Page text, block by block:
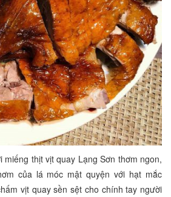
miếng thịt vịt quay Lạng Sơn thơm ngon,
của lá móc mật quyện với hạt mắc
vịt quay sền sệt cho chính tay người